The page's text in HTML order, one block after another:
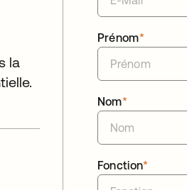
la
*
Prénom
*
Nom
*
Fonction